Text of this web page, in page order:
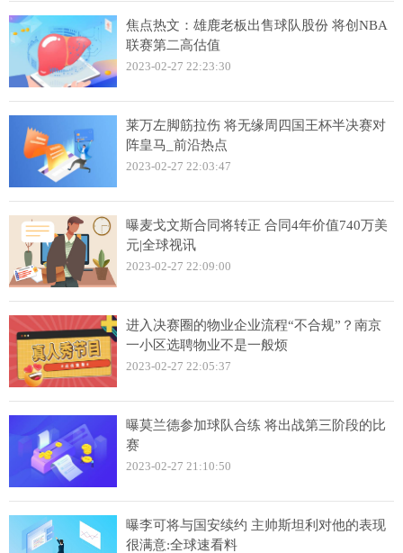
焦点热文：雄鹿老板出售球队股份 将创NBA
联赛第二高估值
2023-02-27 22:23:30
莱万左脚筋拉伤 将无缘周四国王杯半决赛对
阵皇马_前沿热点
2023-02-27 22:03:47
曝麦戈文斯合同将转正 合同4年价值740万美
元|全球视讯
2023-02-27 22:09:00
进入决赛圈的物业企业流程“不合规”？南京
一小区选聘物业不是一般烦
2023-02-27 22:05:37
曝莫兰德参加球队合练 将出战第三阶段的比
赛
2023-02-27 21:10:50
曝李可将与国安续约 主帅斯坦利对他的表现
很满意:全球速看料